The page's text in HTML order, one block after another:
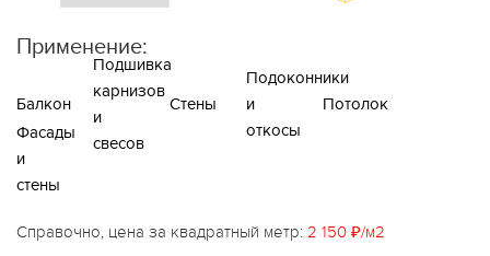
Применение:
Балкон
Подшивка
карнизов
и
свесов
Стены
Подоконники
и
откосы
Потолок
Фасады
и
стены
Справочно, цена за квадратный метр: 2 150 ₽/м2